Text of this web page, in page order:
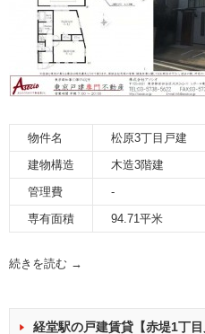
物件名 松原3丁目戸建
建物構造
木造3階建
管理費
-
専有面積
94.71平米
続きを読む →
経堂駅の戸建賃貸【赤堤1丁